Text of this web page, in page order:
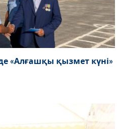
«Алғашқы қызмет күні»